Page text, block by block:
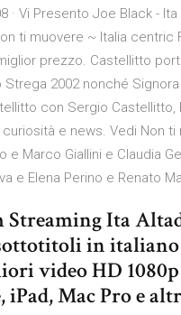
Vi Presento Joe Black -
ti muovere ~ Italia centric
prezzo. Castellitto
2002 nonché
con Sergio Castellitto,
e news. Vedi Non
Marco Giallini e Claudia
e Elena Perino e Renato
Ita
in
video HD
iPad, Mac Pro e